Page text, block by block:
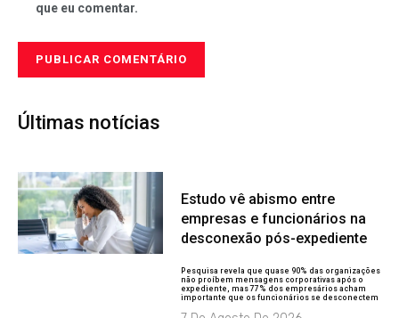
que eu comentar.
Últimas notícias
Estudo vê abismo entre
empresas e funcionários na
desconexão pós-expediente
Pesquisa revela que quase 90% das organizações
não proíbem mensagens corporativas após o
expediente, mas 77% dos empresários acham
importante que os funcionários se desconectem